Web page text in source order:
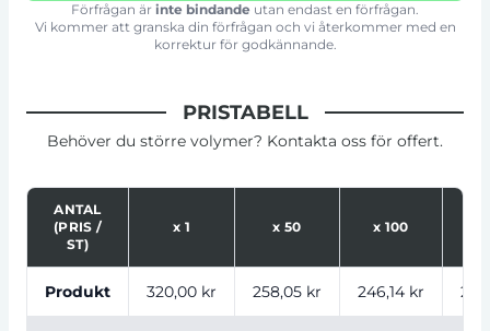
Förfrågan är inte bindande utan endast en förfrågan.
Vi kommer att granska din förfrågan och vi återkommer med en
korrektur för godkännande.
PRISTABELL
Behöver du större volymer? Kontakta oss för offert.
ANTAL
(PRIS /
ST)
x 1 x 50 x 100
Produkt 320,00 kr 258,05 kr 246,14 kr